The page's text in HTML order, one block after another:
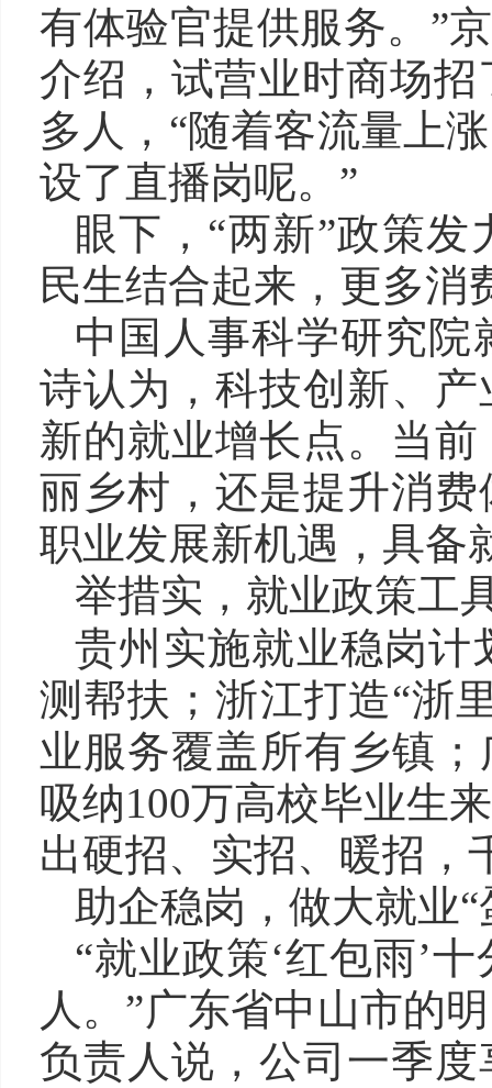
有体验官提供服务。”
介绍，试营业时商场招
多人，“随着客流量上
设了直播岗呢。”
眼下，“两新”政策
民生结合起来，更多消
中国人事科学研究
诗认为，科技创新、
新的就业增长点。当
丽乡村，还是提升消
职业发展新机遇，具备
举措实，就业政策工
贵州实施就业稳岗计
测帮扶；浙江打造“浙
业服务覆盖所有乡镇
吸纳100万高校毕业生
出硬招、实招、暖招，
助企稳岗，做大就业“
“就业政策‘红包雨’
人。”广东省中山市的
负责人说，公司一季